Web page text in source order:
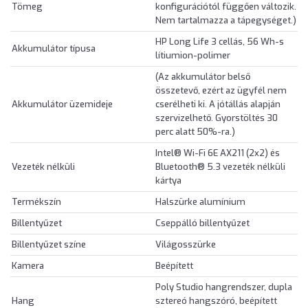
Tömeg
konfigurációtól függően változik.
Nem tartalmazza a tápegységet.)
Akkumulátor típusa
HP Long Life 3 cellás, 56 Wh-s
lítiumion-polimer
Akkumulátor üzemideje
(Az akkumulátor belső
összetevő, ezért az ügyfél nem
cserélheti ki. A jótállás alapján
szervizelhető. Gyorstöltés 30
perc alatt 50%-ra.)
Vezeték nélküli
Intel® Wi-Fi 6E AX211 (2x2) és
Bluetooth® 5.3 vezeték nélküli
kártya
Termékszín
Halszürke alumínium
Billentyűzet
Cseppálló billentyűzet
Billentyűzet színe
Világosszürke
Kamera
Beépített
Hang
Poly Studio hangrendszer, dupla
sztereó hangszóró, beépített